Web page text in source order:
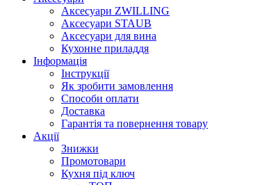
Аксесуари ZWILLING
Аксесуари STAUB
Аксесуари для вина
Кухонне приладдя
Інформація
Інструкції
Як зробити замовлення
Способи оплати
Доставка
Гарантія та повернення товару
Акції
Знижки
Промотовари
Кухня під ключ